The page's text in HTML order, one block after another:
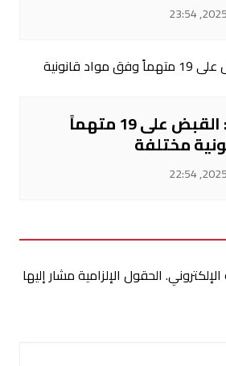
عمليات بغداد: القبض على 19 متهماً
مختلفة
الحقول الإلزامية مشار إليها